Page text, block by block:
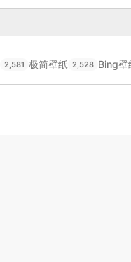
2,581 极简壁纸 2,528 Bing壁